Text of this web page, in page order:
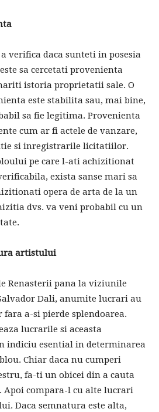
verifica daca sunteti in posesia
sa cercetati provenienta
istoria proprietatii sale. O
este stabilita sau, mai bine,
sa fie legitima. Provenienta
cum ar fi actele de vanzare,
si inregistrarile licitatiilor.
pe care l-ati achizitionat
exista sanse mari sa
opera de arta de la un
dvs. va veni probabil cu un
artistului
Renasterii pana la viziunile
Dali, anumite lucrari au
a-si pierde splendoarea.
lucrarile si aceasta
indiciu esential in determinarea
Chiar daca nu cumperi
fa-ti un obicei din a cauta
compara-l cu alte lucrari
Daca semnatura este alta,